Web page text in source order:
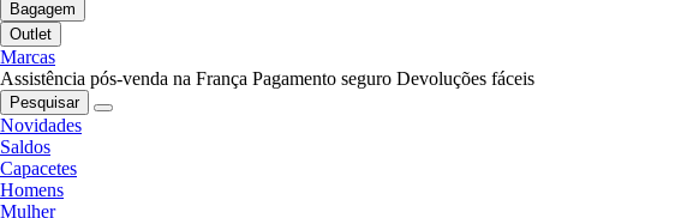
Bagagem
Outlet
Marcas
Assistência pós-venda na França Pagamento seguro Devoluções fáceis
Pesquisar
Novidades
Saldos
Capacetes
Homens
Mulher